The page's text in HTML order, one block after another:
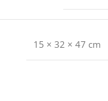
15 × 32 × 47 cm